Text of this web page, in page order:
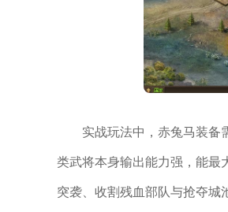
实战玩法中，赤兔马装备
类武将本身输出能力强，能最
突袭、收割残血部队与抢夺城